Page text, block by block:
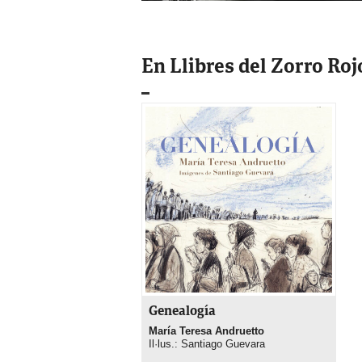
En Llibres del Zorro
Genealogía
María Teresa Andruetto
Il·lus.: Santiago Guevara